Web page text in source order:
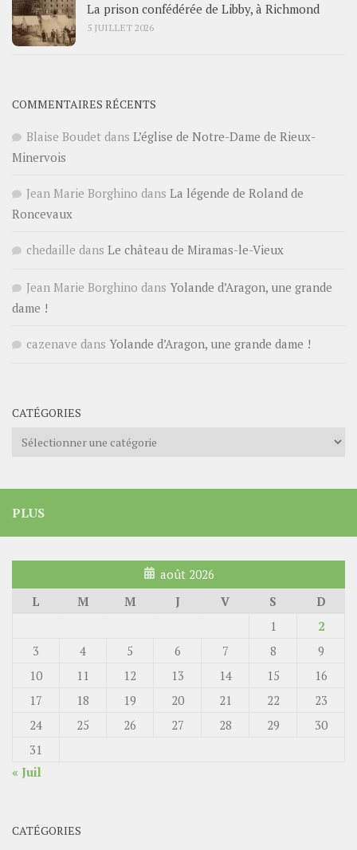
La prison confédérée de Libby, à Richmond
5 JUILLET 2026
COMMENTAIRES RÉCENTS
Blaise Boudet dans L’église de Notre-Dame de Rieux-
Minervois
Jean Marie Borghino dans La légende de Roland de
Roncevaux
chedaille dans Le château de Miramas-le-Vieux
Jean Marie Borghino dans Yolande d’Aragon, une grande
dame !
cazenave dans Yolande d’Aragon, une grande dame !
CATÉGORIES
Catégories
PLUS
août 2026
L
M M J V S
D
1
2
3
4 5 6 7 8
9
10
11 12 13 14 15
16
17
18 19 20 21 22
23
24
25 26 27 28 29
30
31
« Juil
CATÉGORIES